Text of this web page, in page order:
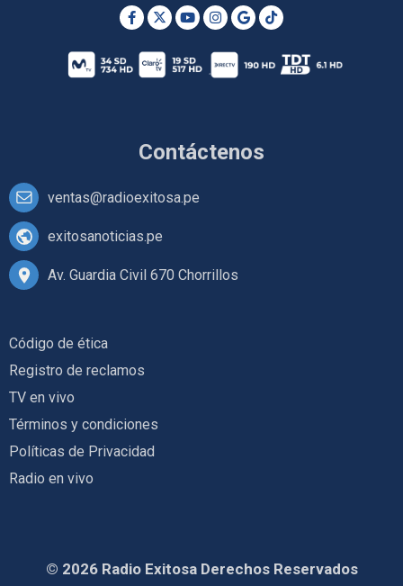
Contáctenos
ventas@radioexitosa.pe
exitosanoticias.pe
Av. Guardia Civil 670 Chorrillos
Código de ética
Registro de reclamos
TV en vivo
Términos y condiciones
Políticas de Privacidad
Radio en vivo
© 2026 Radio Exitosa Derechos Reservados